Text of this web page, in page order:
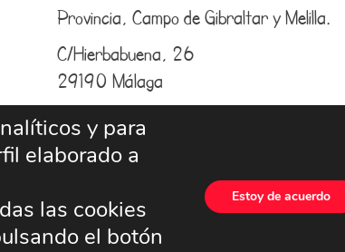
Provincia, Campo de Gibraltar y Melilla.
C/Hierbabuena, 26
29190 Málaga
info@elpatriarcamalaga.com
y para
elaborado a
las cookies
el botón
Estoy de acuerdo